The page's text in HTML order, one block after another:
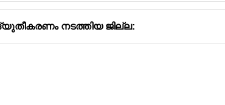
നടത്തിയ ജില്ല: